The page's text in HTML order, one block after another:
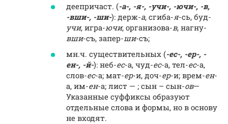
деепричаст. (-а-, -я-, -учи-, -ючи-, -в,
-вши-, -ши-): держ-а, сгиба-я-сь, буд-
учи, игра-ючи, организова-в, нагну-
вши-съ, запер-ши-съ;
мн.ч. существительных (-ес-, -ер-, -
ен-, -й-): неб-ес-а, чуд-ес-а, тел-ес-а,
слов-ес-а; мат-ер-и, доч-ер-и; врем-ен-
а, им-ен-а; лист — ; сын – сын-ов—
Указанные суффиксы образуют
отдельные слова и формы, но в основу
не входят.